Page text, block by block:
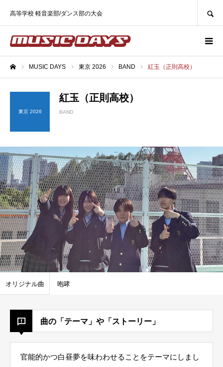
高等学校 軽音楽部/ダンス部の大会
MUSIC DAYS 東京 2026 BAND 紅玉（正則高校）
東京 2026
紅玉（正則高校）
BAND
オリジナル曲 咆哮
曲の「テーマ」や「ストーリー」
官能的かつ白昼夢を味わわせることをテーマにしまし